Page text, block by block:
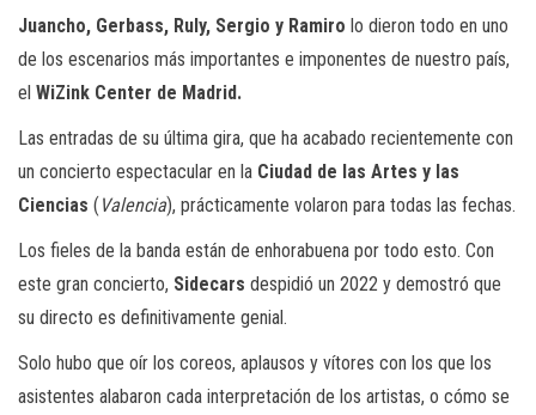
Juancho, Gerbass, Ruly, Sergio y Ramiro lo dieron todo en uno
de los escenarios más importantes e imponentes de nuestro país,
el WiZink Center de Madrid.
Las entradas de su última gira, que ha acabado recientemente con
un concierto espectacular en la Ciudad de las Artes y las
Ciencias (Valencia), prácticamente volaron para todas las fechas.
Los fieles de la banda están de enhorabuena por todo esto. Con
este gran concierto, Sidecars despidió un 2022 y demostró que
su directo es definitivamente genial.
Solo hubo que oír los coreos, aplausos y vítores con los que los
asistentes alabaron cada interpretación de los artistas, o cómo se